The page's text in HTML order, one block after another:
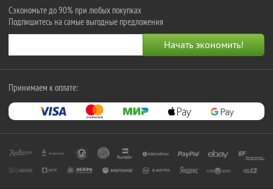
Сэкономьте до 90% при любых покупках
Подпишитесь на самые выгодные предложения
Принимаем к оплате: